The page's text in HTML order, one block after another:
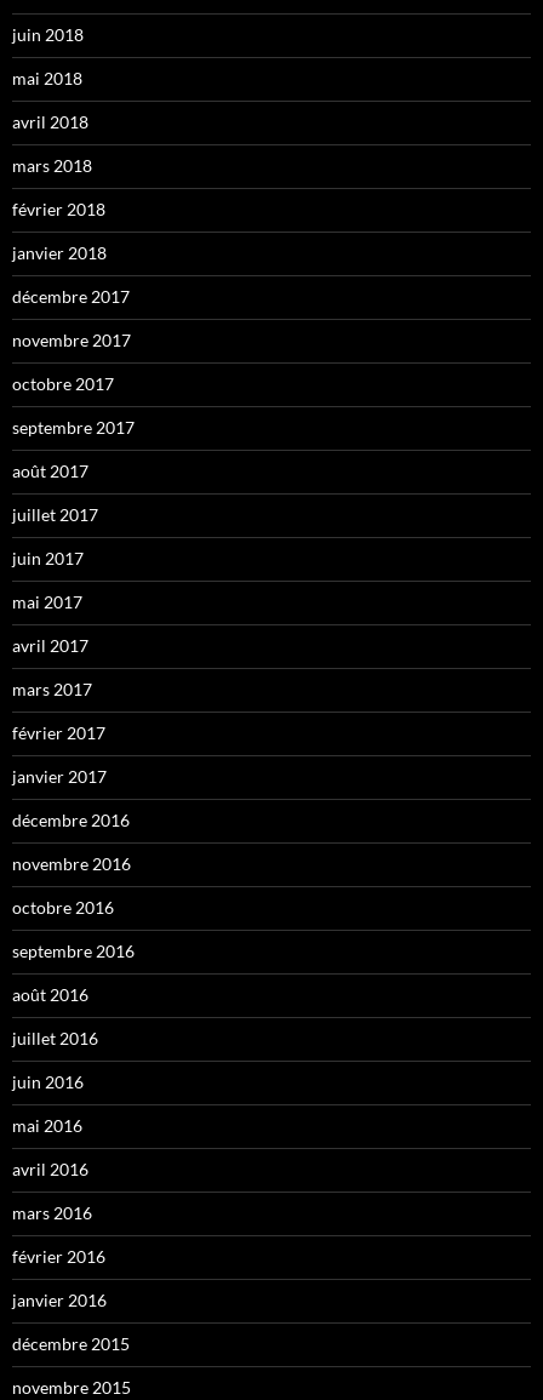
juin 2018
mai 2018
avril 2018
mars 2018
février 2018
janvier 2018
décembre 2017
novembre 2017
octobre 2017
septembre 2017
août 2017
juillet 2017
juin 2017
mai 2017
avril 2017
mars 2017
février 2017
janvier 2017
décembre 2016
novembre 2016
octobre 2016
septembre 2016
août 2016
juillet 2016
juin 2016
mai 2016
avril 2016
mars 2016
février 2016
janvier 2016
décembre 2015
novembre 2015